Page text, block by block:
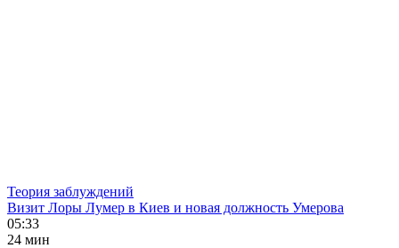
Теория заблуждений
Визит Лоры Лумер в Киев и новая должность Умерова
05:33
24 мин